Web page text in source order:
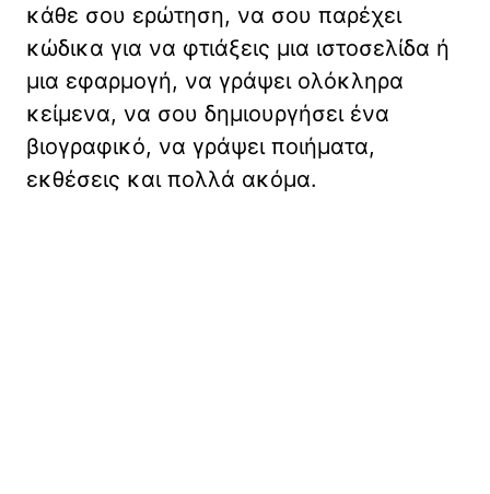
κάθε σου ερώτηση, να σου παρέχει
κώδικα για να φτιάξεις μια ιστοσελίδα ή
μια εφαρμογή, να γράψει ολόκληρα
κείμενα, να σου δημιουργήσει ένα
βιογραφικό, να γράψει ποιήματα,
εκθέσεις και πολλά ακόμα.